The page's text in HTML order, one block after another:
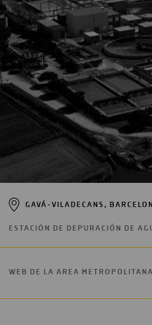
GAVÁ-VILADECANS,
ESTACIÓN DE DEPURACIÓN DE
WEB DE LA AREA